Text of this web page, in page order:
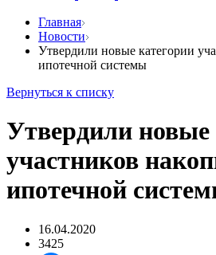
Главная
Новости
Утвердили новые категории
ипотечной системы
Вернуться к списку
Утвердили новые
участников
ипотечной
16.04.2020
3425